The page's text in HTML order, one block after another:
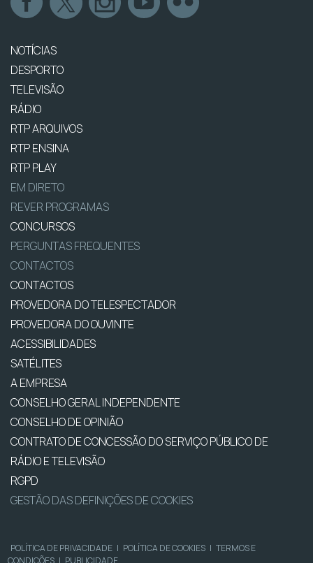
NOTÍCIAS
DESPORTO
TELEVISÃO
RÁDIO
RTP ARQUIVOS
RTP ENSINA
RTP PLAY
EM DIRETO
REVER PROGRAMAS
CONCURSOS
PERGUNTAS FREQUENTES
CONTACTOS
CONTACTOS
PROVEDORA DO TELESPECTADOR
PROVEDORA DO OUVINTE
ACESSIBILIDADES
SATÉLITES
A EMPRESA
CONSELHO GERAL INDEPENDENTE
CONSELHO DE OPINIÃO
CONTRATO DE CONCESSÃO DO SERVIÇO PÚBLICO DE
RÁDIO E TELEVISÃO
RGPD
GESTÃO DAS DEFINIÇÕES DE COOKIES
POLÍTICA DE PRIVACIDADE | POLÍTICA DE COOKIES | TERMOS E